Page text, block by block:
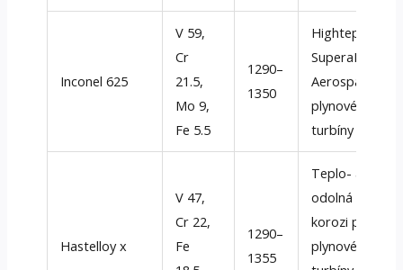
Inconel 625
V 59,
Cr
21.5,
Mo 9,
Fe 5.5
1290–
1350
Hightepeture
SuperaLoy for
Aerospace,
plynové
turbíny
Hastelloy x
V 47,
Cr 22,
Fe
1290–
1355
Teplo- a slitina
odolná proti
korozi pro
plynové